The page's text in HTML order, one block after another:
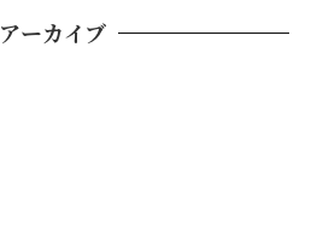
アーカイブ